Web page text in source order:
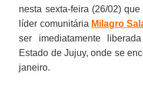
nesta sexta-feira (26/02)
líder comunitária Milagro
ser imediatamente
Estado de Jujuy, onde se
janeiro.